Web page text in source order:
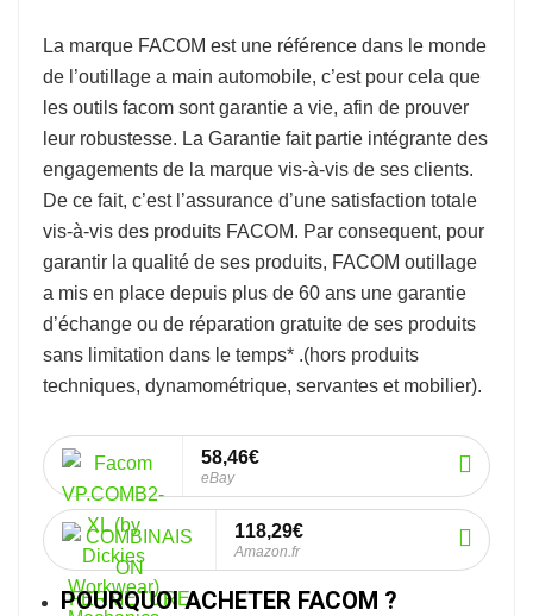
La marque FACOM est une référence dans le monde
de l’outillage a main automobile, c’est pour cela que
les outils facom sont garantie a vie, afin de prouver
leur robustesse. La Garantie fait partie intégrante des
engagements de la marque vis-à-vis de ses clients.
De ce fait, c’est l’assurance d’une satisfaction totale
vis-à-vis des produits FACOM. Par consequent, pour
garantir la qualité de ses produits, FACOM outillage
a mis en place depuis plus de 60 ans une garantie
d’échange ou de réparation gratuite de ses produits
sans limitation dans le temps* .(hors produits
techniques, dynamométrique, servantes et mobilier).
58,46€
eBay
118,29€
Amazon.fr
POURQUOI ACHETER FACOM ?